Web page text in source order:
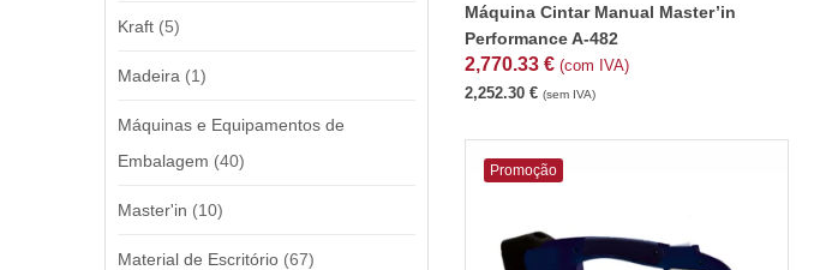
Kraft (5)
Madeira (1)
Máquinas e Equipamentos de
Embalagem (40)
Master'in (10)
Material de Escritório (67)
Máquina Cintar Manual Master’in
Performance A-482
2,770.33 € (com IVA)
2,252.30 € (sem IVA)
Promoção